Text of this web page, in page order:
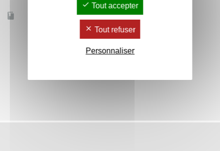
Accessible à distance Non
Tout accepter
Tout refuser
Personnaliser